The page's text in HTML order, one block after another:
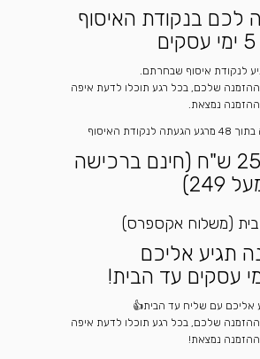
לכם בנקודת האיסוף
לנקודת איסוף שבחרתם.
שלכם, בכל רגע תוכלו לדעת איפה
ההזמנה נמצאת.
האיסוף
מחיר משלוח: 25 ש"ח (חינם ברכישה
249)
(משלוח אקספרס)
תגיע אליכם
אליכם עם שליח עד הבית👍
שלכם, בכל רגע תוכלו לדעת איפה
ההזמנה נמצאת!